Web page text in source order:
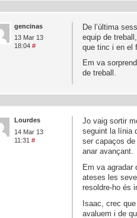
gencinas
13 Mar 13
18:04 #
De l’última
equip de
que tinc i en el
Em va
de treball.
Lourdes
14 Mar 13
11:31 #
Jo vaig sortir
seguint la línia
ser capaços
anar avançant.
Em va agradar
ateses les
resoldre-ho és
Isaac, crec
avaluem i de